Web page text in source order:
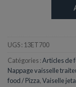
UGS : 13ET700
Catégories :Articles de
Nappage vaisselle
food / Pizza,Vaiselle